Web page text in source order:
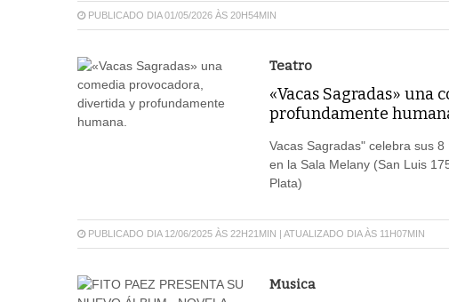
PUBLICADO DIA 01/05/2026 ÀS 20H54MIN
Teatro
«Vacas Sagradas» una
profundamente
Vacas Sagradas" celebra sus
en la Sala Melany (San Luis
Plata)
PUBLICADO DIA 12/06/2025 ÀS 22H21MIN | ATUALIZADO DIA ÀS 11H07MIN
Musica